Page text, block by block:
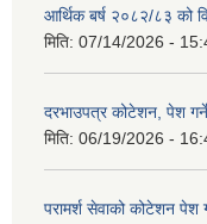
आर्थिक बर्ष २०८२/८३ को
मिति: 07/14/2026 -
दरभाउपत्र कोटेशन, पेश
मिति: 06/19/2026 -
परामर्श सेवाको कोटेशन पेश